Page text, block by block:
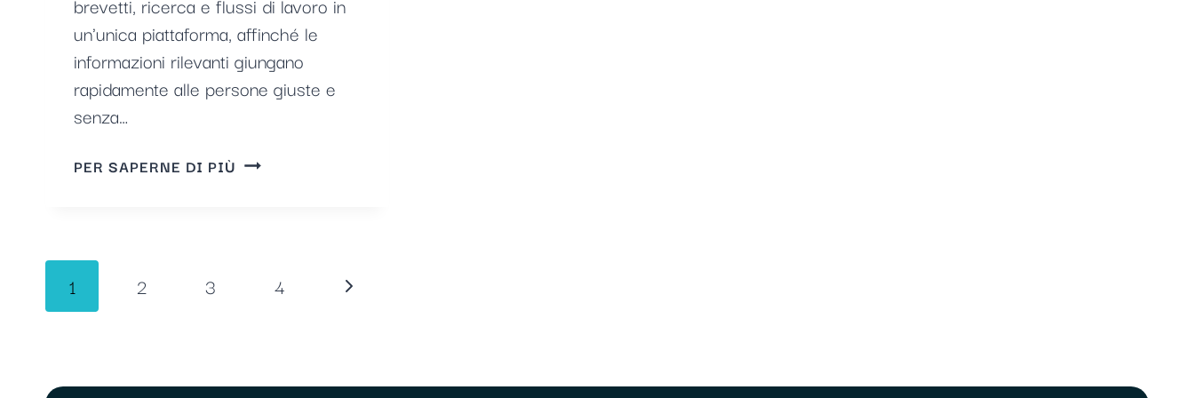
un'unica piattaforma, affinché le
informazioni rilevanti giungano
rapidamente alle persone giuste e
senza…
PER SAPERNE DI PIÙ MONITORAGGIO
Navigazione
della
pagina
1 2 3 4
Pagina